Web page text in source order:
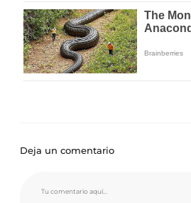
Deja un comentario